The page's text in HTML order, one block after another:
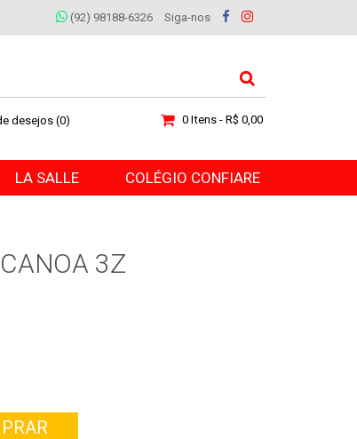
(92) 98188-6326 Siga-nos
desejos (0) 0 Itens - R$ 0,00
LA SALLE COLÉGIO CONFIARE
3Z